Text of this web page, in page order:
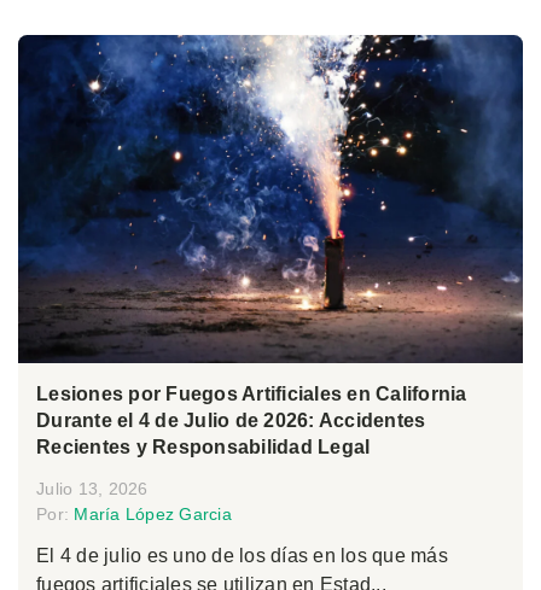
Lesiones por Fuegos Artificiales en California
Durante el 4 de Julio de 2026: Accidentes
Recientes y Responsabilidad Legal
Julio 13, 2026
Por: María López Garcia
El 4 de julio es uno de los días en los que más
fuegos artificiales se utilizan en Estad...